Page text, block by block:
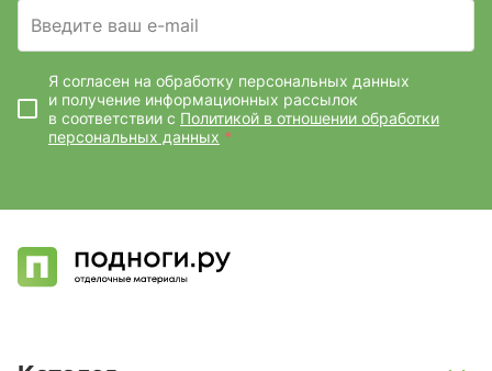
Введите ваш e-mail
Я согласен на обработку персональных данных
и получение информационных рассылок
в соответствии с Политикой в отношении обработки
персональных данных *